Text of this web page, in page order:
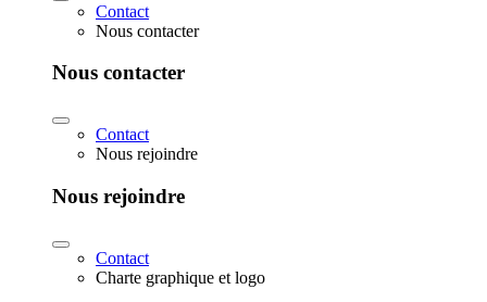
Contact
Nous contacter
Nous contacter
Contact
Nous rejoindre
Nous rejoindre
Contact
Charte graphique et logo